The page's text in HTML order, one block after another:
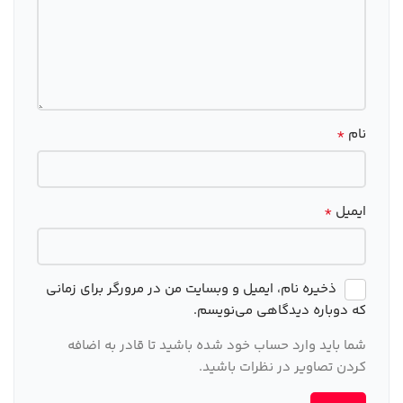
نام *
ایمیل *
ذخیره نام، ایمیل و وبسایت من در مرورگر برای زمانی
که دوباره دیدگاهی می‌نویسم.
شما باید وارد حساب خود شده باشید تا قادر به اضافه
کردن تصاویر در نظرات باشید.